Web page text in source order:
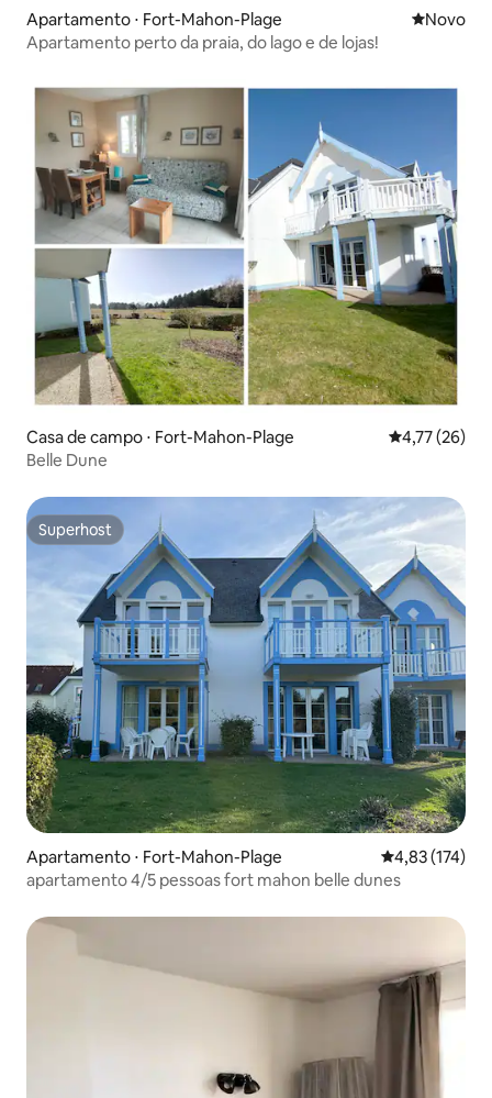
Apartamento ⋅ Fort-Mahon-Plage Novo
Novo
Apartamento perto da praia, do lago e de lojas!
Casa de campo ⋅ Fort-Mahon-Plage 4,77 de uma
4,77 (26)
Belle Dune
Superhost
Superhost
Apartamento ⋅ Fort-Mahon-Plage 4,83 de uma
4,83 (174)
apartamento 4/5 pessoas fort mahon belle dunes